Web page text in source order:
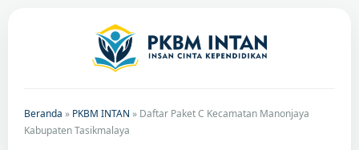
Beranda » PKBM INTAN » Daftar Paket C Kecamatan Manonjaya
Kabupaten Tasikmalaya